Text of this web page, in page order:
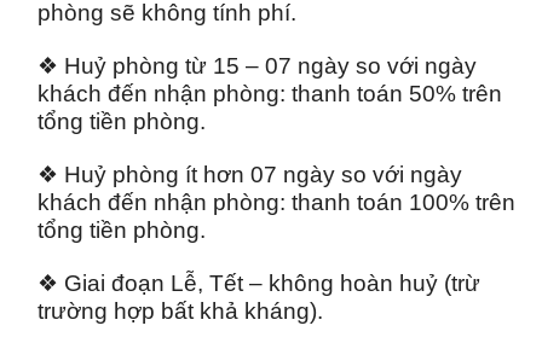
phòng sẽ không tính phí.
❖ Huỷ phòng từ 15 – 07 ngày so với ngày
khách đến nhận phòng: thanh toán 50% trên
tổng tiền phòng.
❖ Huỷ phòng ít hơn 07 ngày so với ngày
khách đến nhận phòng: thanh toán 100% trên
tổng tiền phòng.
❖ Giai đoạn Lễ, Tết – không hoàn huỷ (trừ
trường hợp bất khả kháng).